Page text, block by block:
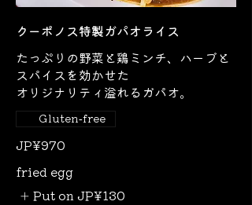
クーポノス特製ガパオライス
たっぷりの野菜と鶏ミンチ、ハーブと
スパイスを効かせた
オリジナリティ溢れるガパオ。
JP¥970
Gluten-free
fried egg
Put on JP¥130